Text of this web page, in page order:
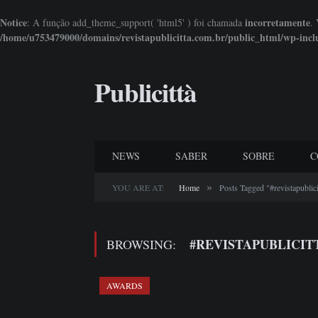
Notice: A função add_theme_support( 'html5' ) foi chamada incorretamente.
/home/u753479000/domains/revistapublicitta.com.br/public_html/wp-
Publicittà
NEWS SABER SOBRE
YOU ARE AT: Home » Posts Tagged
BROWSING:
AWARDS